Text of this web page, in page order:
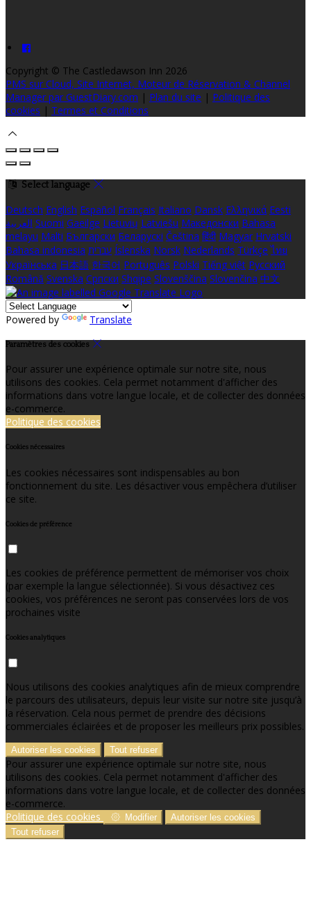
Copyright © The Castledawson Inn 2026
PMS sur Cloud, Site Internet, Moteur de Réservation & Channel
Manager par GuestDiary.com | Plan du site | Politique des
cookies | Termes et Conditions
Select language
Deutsch English Español Français Italiano Dansk Ελληνικά Eesti
العربية Suomi Gaeilge Lietuvių Latviešu Македонски Bahasa
melayu Malti Български Беларускі Čeština हिंदी Magyar Hrvatski
Bahasa indonesia עברית Íslenska Norsk Nederlands Türkçe ไทย
Українська 日本語 한국어 Português Polski Tiếng việt Русский
Română Svenska Српски Shqipe Slovenščina Slovenčina 中文
Powered by Translate
Paramètres des cookies
Pour assurer une expérience optimale sur notre site, nous
utilisons des cookies. Cela permet notamment d'afficher des
informations dans votre langue locale, et de collecter des données
e-commerce.
Politique des cookies
Cookies nécessaires
Les cookies nécessaires sont indispensables au bon
fonctionnement du site. Les désactiver vous empêchera d’utiliser
ce site.
Cookies de préférence
Les cookies de préférence permettent de mémoriser vos choix
(par exemple la langue sélectionnée). Si vous désactivez ces
cookies, vos préférences ne seront pas conservées lors de vos
prochaines visite
Cookies analytiques
Nous utilisons des cookies analytiques afin de mieux comprendre
le parcours des utilisateurs, depuis leur visite sur notre site jusqu’à
la réservation. Cela nous permet de prendre des décisions
commerciales éclairées et de proposer les meilleurs prix possibles.
Autoriser les cookies Tout refuser
Pour assurer une expérience optimale sur notre site, nous
utilisons des cookies. Cela permet notamment d'afficher des
informations dans votre langue locale, et de collecter des données
e-commerce.
Politique des cookies
Modifier
Autoriser les cookies
Tout refuser